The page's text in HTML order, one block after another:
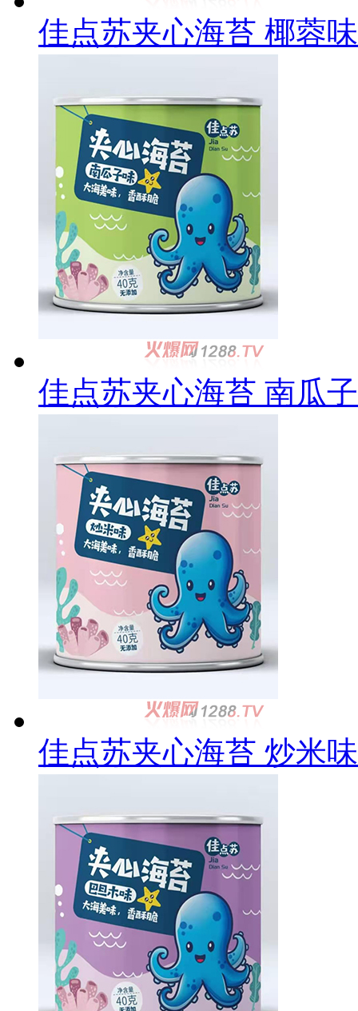
佳点苏夹心海苔 椰蓉味
佳点苏夹心海苔 南瓜
佳点苏夹心海苔 炒米味